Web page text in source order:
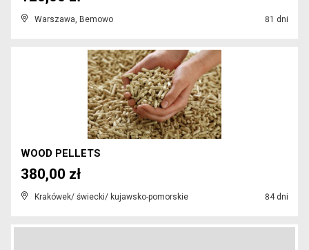
Warszawa, Bemowo 81 dni
WOOD PELLETS
Krakówek/ świecki/ kujawsko-pomorskie 84 dni
380,00 zł